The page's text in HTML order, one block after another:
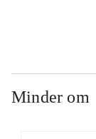
Minder om